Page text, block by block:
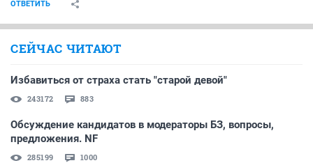
ОТВЕТИТЬ
СЕЙЧАС ЧИТАЮТ
Избавиться от страха стать "старой девой"
243172 883
Обсуждение кандидатов в модераторы БЗ, вопросы,
предложения. NF
285199 1000